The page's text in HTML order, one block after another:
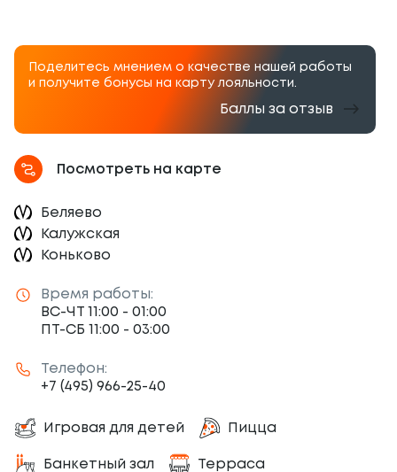
Поделитесь мнением о качестве нашей работы
и получите бонусы на карту лояльности.
Баллы за отзыв
Посмотреть на карте
Беляево
Калужская
Коньково
Время работы:
ВС-ЧТ 11:00 - 01:00
ПТ-СБ 11:00 - 03:00
Телефон:
+7 (495) 966-25-40
Игровая для детей Пицца
Банкетный зал Терраса